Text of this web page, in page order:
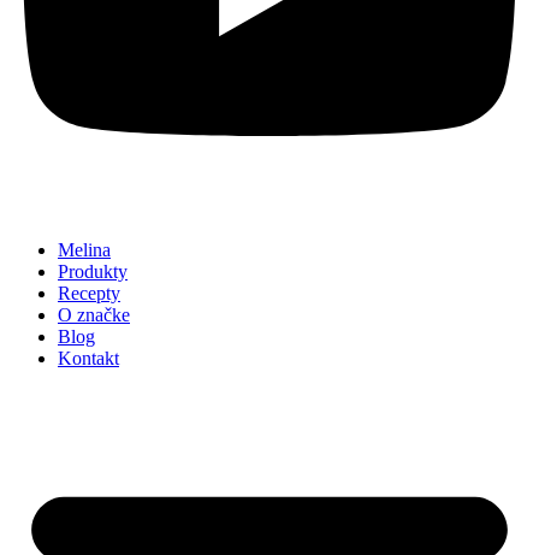
Melina
Produkty
Recepty
O značke
Blog
Kontakt